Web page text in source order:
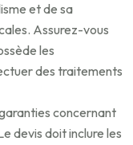
et de sa
Assurez-vous
les
des traitements
concernant
devis doit inclure les